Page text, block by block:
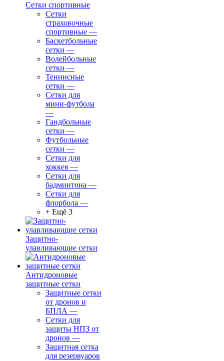
Сетки спортивные
Сетки
страховочные
спортивные —
Баскетбольные
сетки —
Волейбольные
сетки —
Теннисные
сетки —
Сетки для
мини-футбола
—
Гандбольные
сетки —
Футбольные
сетки —
Сетки для
хоккея —
Сетки для
бадминтона —
Сетки для
флорбола —
+ Ещё 3
Защитно-
улавливающие сетки
Антидроновые
защитные сетки
Защитные сетки
от дронов и
БПЛА —
Сетки для
защиты НПЗ от
дронов —
Защитная сетка
для резервуаров